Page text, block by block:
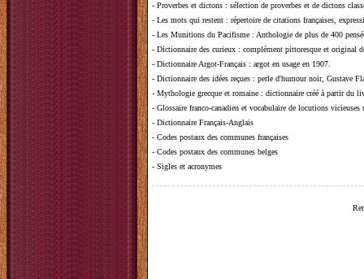
- Proverbes et dictons : sélection de proverbes et de dictons
- Les mots qui restent : répertoire de citations françaises,
- Les Munitions du Pacifisme : Anthologie de plus de 400
- Dictionnaire des curieux : complément pittoresque et original
- Dictionnaire Argot-Français : argot en usage en 1907.
- Dictionnaire des idées reçues : perle d'humour noir, Gustave
- Mythologie grecque et romaine : dictionnaire créé à partir du
- Glossaire franco-canadien et vocabulaire de locutions vicieuses
- Dictionnaire Français-Anglais
- Codes postaux des communes françaises
- Codes postaux des communes belges
- Sigles et acronymes